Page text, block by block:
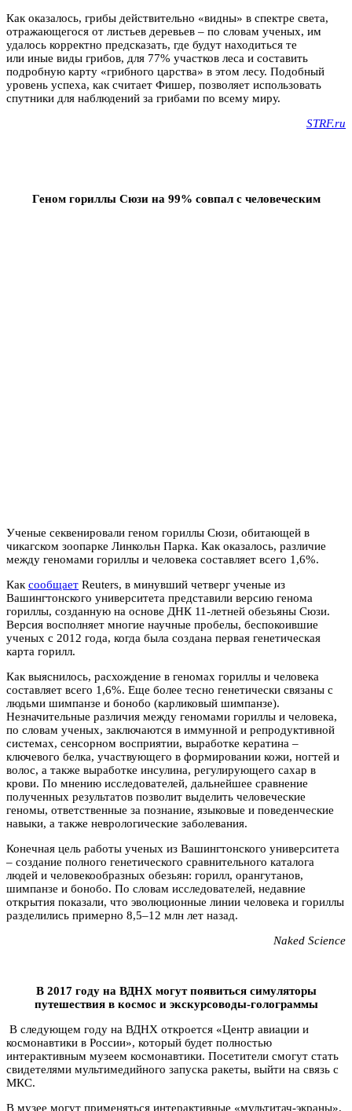
Как оказалось, грибы действительно «видны» в спектре света,
отражающегося от листьев деревьев – по словам ученых, им
удалось корректно предсказать, где будут находиться те
или иные виды грибов, для 77% участков леса и составить
подробную карту «грибного царства» в этом лесу. Подобный
уровень успеха, как считает Фишер, позволяет использовать
спутники для наблюдений за грибами по всему миру.
STRF.ru
Геном гориллы Сюзи на 99% совпал с человеческим
Ученые секвенировали геном гориллы Сюзи, обитающей в
чикагском зоопарке Линкольн Парка. Как оказалось, различие
между геномами гориллы и человека составляет всего 1,6%.
Как сообщает Reuters, в минувший четверг ученые из
Вашингтонского университета представили версию генома
гориллы, созданную на основе ДНК 11-летней обезьяны Сюзи.
Версия восполняет многие научные пробелы, беспокоившие
ученых с 2012 года, когда была создана первая генетическая
карта горилл.
Как выяснилось, расхождение в геномах гориллы и человека
составляет всего 1,6%. Еще более тесно генетически связаны с
людьми шимпанзе и бонобо (карликовый шимпанзе).
Незначительные различия между геномами гориллы и человека,
по словам ученых, заключаются в иммунной и репродуктивной
системах, сенсорном восприятии, выработке кератина –
ключевого белка, участвующего в формировании кожи, ногтей и
волос, а также выработке инсулина, регулирующего сахар в
крови. По мнению исследователей, дальнейшее сравнение
полученных результатов позволит выделить человеческие
геномы, ответственные за познание, языковые и поведенческие
навыки, а также неврологические заболевания.
Конечная цель работы ученых из Вашингтонского университета
– создание полного генетического сравнительного каталога
людей и человекообразных обезьян: горилл, орангутанов,
шимпанзе и бонобо. По словам исследователей, недавние
открытия показали, что эволюционные линии человека и гориллы
разделились примерно 8,5–12 млн лет назад.
Naked Science
В 2017 году на ВДНХ могут появиться симуляторы
путешествия в космос и экскурсоводы-голограммы
В следующем году на ВДНХ откроется «Центр авиации и
космонавтики в России», который будет полностью
интерактивным музеем космонавтики. Посетители смогут стать
свидетелями мультимедийного запуска ракеты, выйти на связь с
МКС.
В музее могут применяться интерактивные «мультитач-экраны»,